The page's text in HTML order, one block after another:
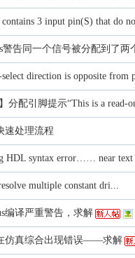
contains 3 input pin(S) that do
警告同一个信号被分配到了两
select direction is opposite from
分配引脚提示“This is a read-
速处理流程
HDL syntax error…… near
multiple constant dri...
编译严重警告，求解
仿真综合出现错误——求解